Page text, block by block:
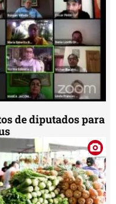
de diputados para